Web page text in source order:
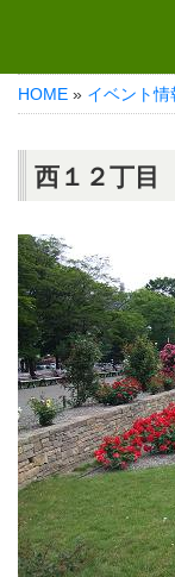
HOME » イベント情
西１２丁